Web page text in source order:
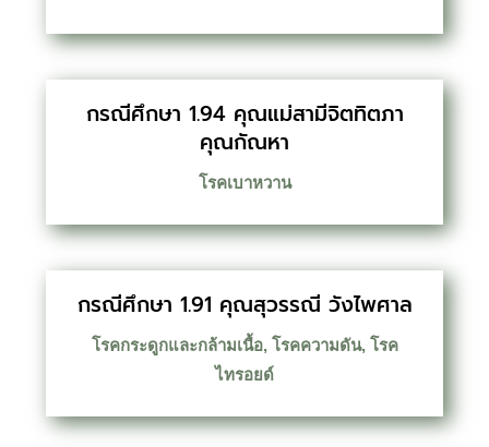
กรณีศึกษา 1.94 คุณแม่สามีจิตทิตภา
คุณกัณหา
โรคเบาหวาน
กรณีศึกษา 1.91 คุณสุวรรณี วังไพศาล
โรคกระดูกและกล้ามเนื้อ, โรคความดัน, โรค
ไทรอยด์